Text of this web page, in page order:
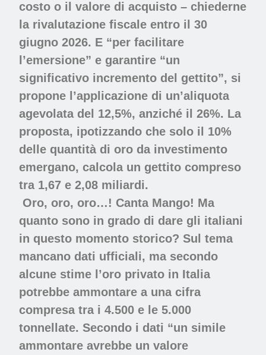
costo o il valore di acquisto – chiederne
la rivalutazione fiscale entro il 30
giugno 2026. E “per facilitare
l’emersione” e garantire “un
significativo incremento del gettito”, si
propone l’applicazione di un’aliquota
agevolata del 12,5%, anziché il 26%. La
proposta, ipotizzando che solo il 10%
delle quantità di oro da investimento
emergano, calcola un gettito compreso
tra 1,67 e 2,08 miliardi.
Oro, oro, oro…! Canta Mango! Ma
quanto sono in grado di dare gli italiani
in questo momento storico? Sul tema
mancano dati ufficiali, ma secondo
alcune stime l’oro privato in Italia
potrebbe ammontare a una cifra
compresa tra i 4.500 e le 5.000
tonnellate. Secondo i dati “un simile
ammontare avrebbe un valore